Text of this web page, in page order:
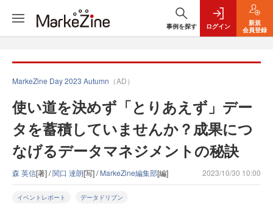
事例を探す ログイン
新規
会員登録
MarkeZine Day 2023 Autumn （AD）
使い道を決めず「とりあえず」デー
タを蓄積していませんか？成果につ
なげるデータマネジメントの秘訣
森 英信[著] /関口 達朗[写] /MarkeZine編集部[編] 2023/10/30 10:00
イベントレポート データドリブン